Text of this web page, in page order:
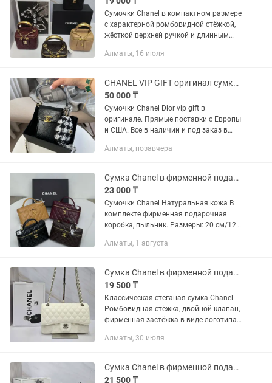
Сумочки Chanel в компактном размере
с характерной ромбовидной стёжкой,
жёсткой верхней ручкой и длинным
Стеганный корпус с логотипом.
Алматы, 16 июля
CHANEL VIP GIFT оригинал сумки шоперы
50 000 ₸
Сумочки Chanel Dior vip gift в
оригинале. Прямые поставки с Европы
и США. Все в наличии и под заказ в
По всем интересующим вопросам
Алматы, позавчера
Сумка Chanel в фирменной подарочной коробке
23 000 ₸
Сумочки Chanel Натуральная кожа В
комплекте фирменная подарочная
коробка, пыльник. Размеры: 20 см/12
Алматы. Действует доставка по всем
Алматы, 1 августа
Сумка Chanel в фирменной подарочной коробке
19 500 ₸
Классическая стеганая сумка Chanel.
Ромбовидная стёжка, двойной клапан,
фирменная застёжка в виде логотипа.
переплетенной с кожей в цвет сумки.
Алматы, 30 июля
Сумка Chanel в фирменной подарочной коробке
21 500 ₸